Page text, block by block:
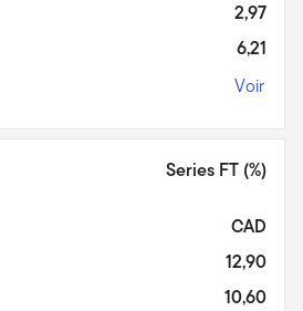
2,97
6,21
Voir
Series FT (%)
CAD
12,90
10,60